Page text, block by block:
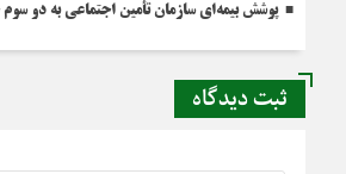
پوشش بیمه‌ای سازمان تأمین اجتماعی به دو
ثبت دیدگاه